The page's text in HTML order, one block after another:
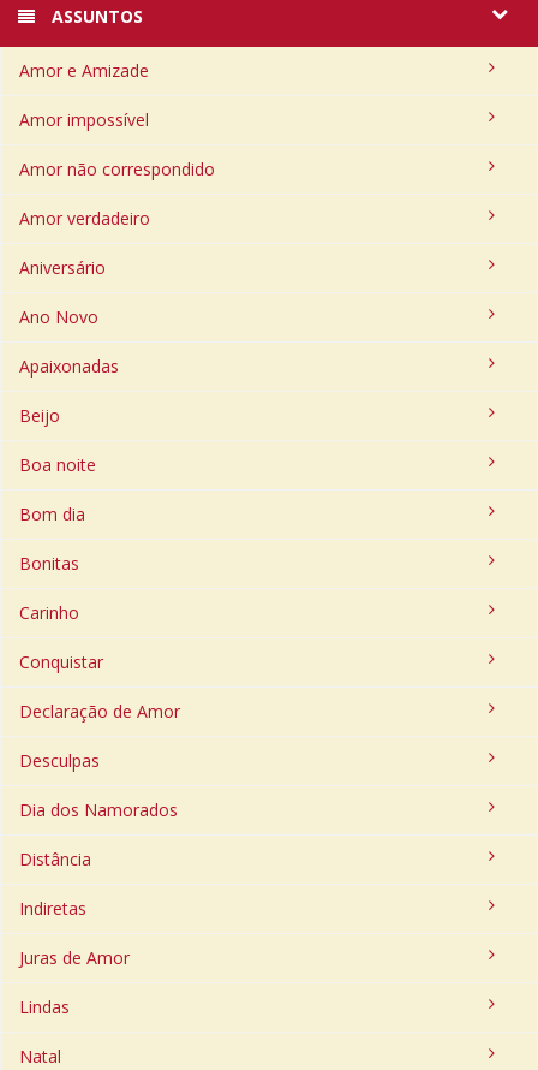
ASSUNTOS
Amor e Amizade
Amor impossível
Amor não correspondido
Amor verdadeiro
Aniversário
Ano Novo
Apaixonadas
Beijo
Boa noite
Bom dia
Bonitas
Carinho
Conquistar
Declaração de Amor
Desculpas
Dia dos Namorados
Distância
Indiretas
Juras de Amor
Lindas
Natal